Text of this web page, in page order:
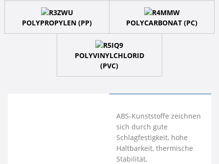
POLYPROPYLEN (PP) POLYCARBONAT (PC)
POLYVINYLCHLORID
(PVC)
ABS-Kunststoffe zeichnen
sich durch gute
Schlagfestigkeit, hohe
Haltbarkeit, thermische
Stabilität,
Polyethylen ist für seine
Formbarkeit bekannt. Es
besitzt ein hohes
Festigkeits-Gewichts-
zeichnet sich durch
Transparenz, gute
Schlagfestigkeit und
PVC ist ein leichter,
korrosionsbeständiger
ausgezeichneter
Zugfestigkeit, Steifigkeit,